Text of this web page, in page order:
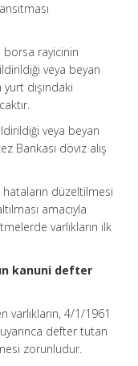
borsa rayicinin
veya beyan
dışındaki
veya beyan
Bankası döviz alış
düzeltilmesi
amacıyla
varlıkların ilk
kanuni defter
varlıkların, 4/1/1961
uyarınca defter tutan
zorunludur.